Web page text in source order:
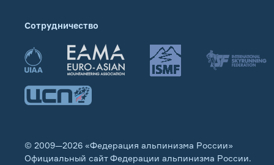
Сотрудничество
© 2009—2026 «Федерация альпинизма России»
Официальный сайт Федерации альпинизма России.